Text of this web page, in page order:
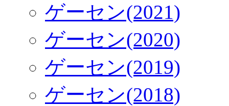
ゲーセン(2021)
ゲーセン(2020)
ゲーセン(2019)
ゲーセン(2018)